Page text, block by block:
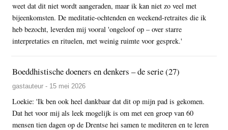
weet dat dit niet wordt aangeraden, maar ik kan niet zo veel met
bijeenkomsten. De meditatie-ochtenden en weekend-retraites die ik
heb bezocht, leverden mij vooral 'ongeloof op – over starre
interpretaties en rituelen, met weinig ruimte voor gesprek.'
Boeddhistische doeners en denkers – de serie (27)
gastauteur - 15 mei 2026
Loekie: 'Ik ben ook heel dankbaar dat dit op mijn pad is gekomen.
Dat het voor mij als leek mogelijk is om met een groep van 60
mensen tien dagen op de Drentse hei samen te mediteren en te leren